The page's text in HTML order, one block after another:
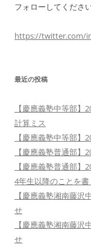
フォローしてください
https://twitter.com/
最近の投稿
【慶應義塾中等部】
計算ミス
【慶應義塾中等部】
【慶應義塾普通部】
【慶應義塾普通部】
4年生以降のことを書
【慶應義塾湘南藤沢
せ
【慶應義塾湘南藤沢
せ